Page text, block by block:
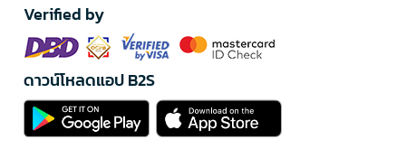
Verified by
ดาวน์โหลดแอป B2S